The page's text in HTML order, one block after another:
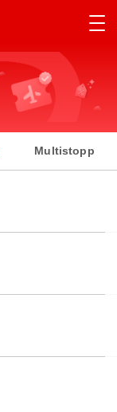
Multistopp